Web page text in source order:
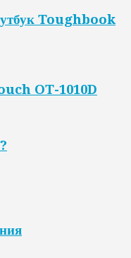
Toughbook
OT-1010D